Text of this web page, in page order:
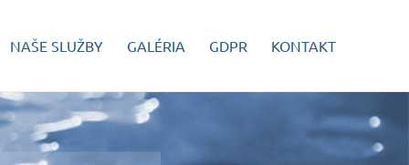
NAŠE SLUŽBY GALÉRIA GDPR KONTAKT